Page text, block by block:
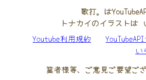
歌打。は
トナカイのイラストは
Youtube利用規約
い
業者様等、ご意見ご要望ご